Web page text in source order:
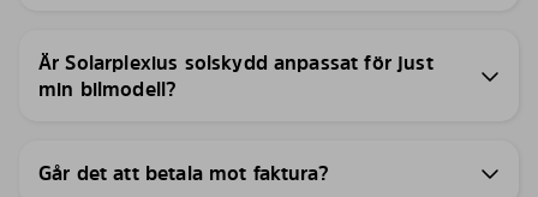
Är Solarplexius solskydd anpassat för just
min bilmodell?
Går det att betala mot faktura?